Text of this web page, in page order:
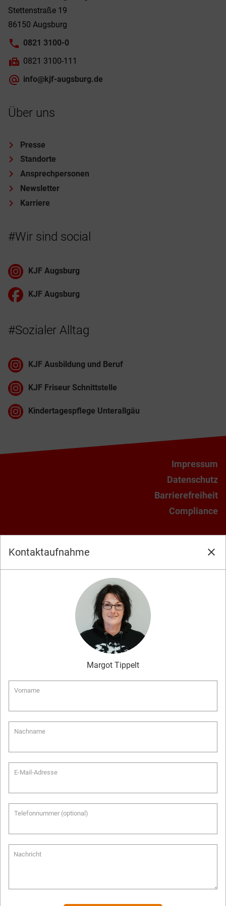
Kontaktaufnahme close
Margot Tippelt
Vorname
Nachname
E-Mail-Adresse
Telefonnummer (optional)
Nachricht
Stettenstraße 19
86150 Augsburg
0821 3100-0
0821 3100-111
info@kjf-augsburg.de
Über uns
Presse
Standorte
Ansprechpersonen
Newsletter
Karriere
#Wir sind social
KJF Augsburg
KJF Augsburg
#Sozialer Alltag
KJF Ausbildung und Beruf
KJF Friseur Schnittstelle
Kindertagespflege Unterallgäu
Impressum
Datenschutz
Barrierefreiheit
Compliance